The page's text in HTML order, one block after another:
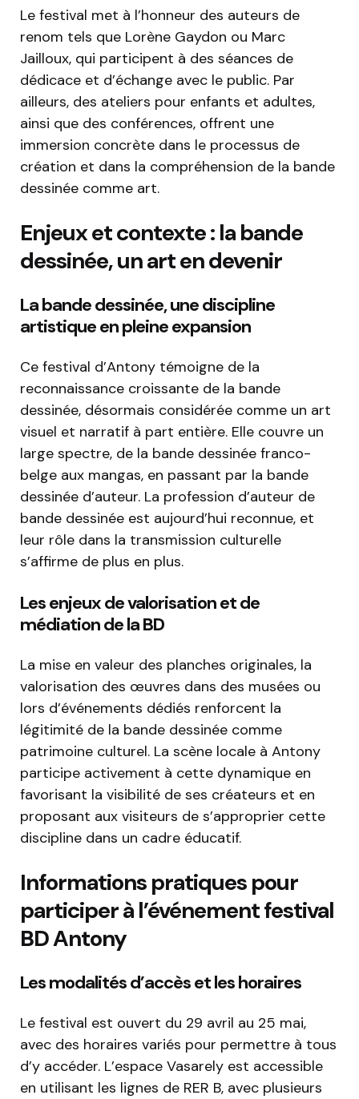
Le festival met à l’honneur des auteurs de
renom tels que Lorène Gaydon ou Marc
Jailloux, qui participent à des séances de
dédicace et d’échange avec le public. Par
ailleurs, des ateliers pour enfants et adultes,
ainsi que des conférences, offrent une
immersion concrète dans le processus de
création et dans la compréhension de la bande
dessinée comme art.
Enjeux et contexte : la bande
dessinée, un art en devenir
La bande dessinée, une discipline
artistique en pleine expansion
Ce festival d’Antony témoigne de la
reconnaissance croissante de la bande
dessinée, désormais considérée comme un art
visuel et narratif à part entière. Elle couvre un
large spectre, de la bande dessinée franco-
belge aux mangas, en passant par la bande
dessinée d’auteur. La profession d’auteur de
bande dessinée est aujourd’hui reconnue, et
leur rôle dans la transmission culturelle
s’affirme de plus en plus.
Les enjeux de valorisation et de
médiation de la BD
La mise en valeur des planches originales, la
valorisation des œuvres dans des musées ou
lors d’événements dédiés renforcent la
légitimité de la bande dessinée comme
patrimoine culturel. La scène locale à Antony
participe activement à cette dynamique en
favorisant la visibilité de ses créateurs et en
proposant aux visiteurs de s’approprier cette
discipline dans un cadre éducatif.
Informations pratiques pour
participer à l’événement festival
BD Antony
Les modalités d’accès et les horaires
Le festival est ouvert du 29 avril au 25 mai,
avec des horaires variés pour permettre à tous
d’y accéder. L’espace Vasarely est accessible
en utilisant les lignes de RER B, avec plusieurs